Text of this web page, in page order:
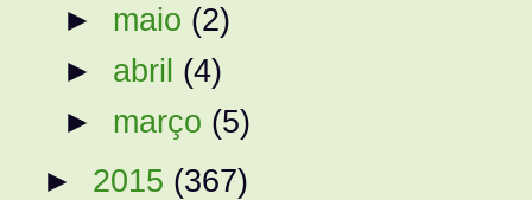
► maio (2)
► abril (4)
► março (5)
► 2015 (367)